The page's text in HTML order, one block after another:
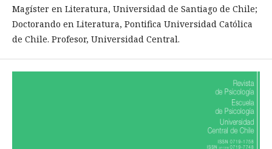
Magíster en Literatura, Universidad de Santiago de Chile;
Doctorando en Literatura, Pontifica Universidad Católica
de Chile. Profesor, Universidad Central.